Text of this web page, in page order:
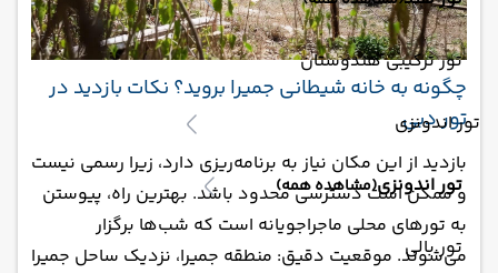
تور ترکیبی هندوستان
تور اندونزی
تور اندونزی(مشاهده همه)
تور بالی
چگونه به خانه شیطانی جمیرا بروید؟ نکات بازدید در
تور دبی
بازدید از این مکان نیاز به برنامه‌ریزی دارد، زیرا رسمی نیست
و ممکن است دسترسی محدود باشد. بهترین راه، پیوستن
به تورهای محلی ماجراجویانه است که شب‌ها برگزار
می‌شوند. موقعیت دقیق: منطقه جمیرا، نزدیک ساحل جمیرا